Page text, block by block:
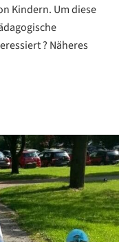
Kindern. Um diese
? Näheres